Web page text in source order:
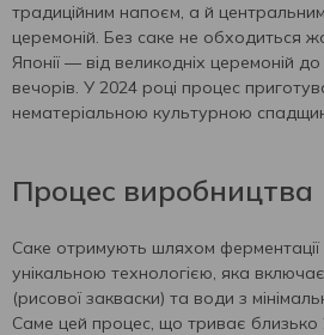
традиційним напоєм, а й
церемоній. Без саке не обходиться
Японії — від великодніх церемоній
вечорів. У 2024 році процес
нематеріальною культурною
Процес виробництва
Саке отримують шляхом
унікальною технологією, яка
(рисової закваски) та води з
Саме цей процес, що триває близько